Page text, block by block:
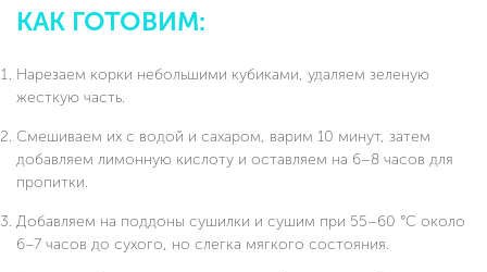
КАК ГОТОВИМ:
Нарезаем корки небольшими кубиками, удаляем зеленую
жесткую часть.
Смешиваем их с водой и сахаром, варим 10 минут, затем
добавляем лимонную кислоту и оставляем на 6–8 часов для
пропитки.
Добавляем на поддоны сушилки и сушим при 55–60 °C около
6–7 часов до сухого, но слегка мягкого состояния.